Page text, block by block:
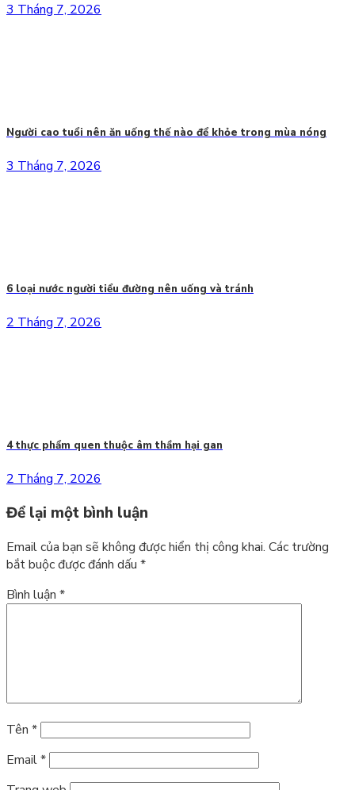
3 Tháng 7, 2026
Người cao tuổi nên ăn uống thế nào để khỏe trong mùa nóng
3 Tháng 7, 2026
6 loại nước người tiểu đường nên uống và tránh
2 Tháng 7, 2026
4 thực phẩm quen thuộc âm thầm hại gan
2 Tháng 7, 2026
Để lại một bình luận
Email của bạn sẽ không được hiển thị công khai. Các trường
bắt buộc được đánh dấu *
Bình luận *
Tên *
Email*